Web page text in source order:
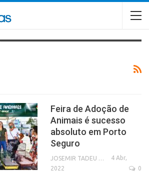
Feira de Adoção de
Animais é sucesso
absoluto em Porto
Seguro
4 Abr,
2022
0